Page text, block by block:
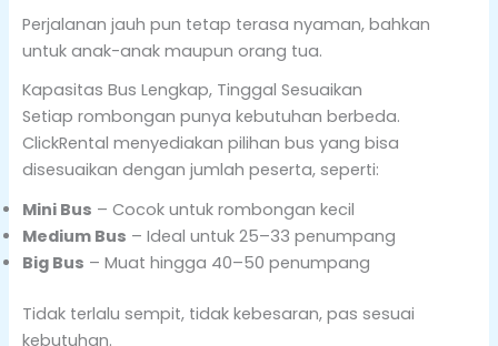
Perjalanan jauh pun tetap terasa nyaman, bahkan
untuk anak-anak maupun orang tua.
Kapasitas Bus Lengkap, Tinggal Sesuaikan
Setiap rombongan punya kebutuhan berbeda.
ClickRental menyediakan pilihan bus yang bisa
disesuaikan dengan jumlah peserta, seperti:
Mini Bus – Cocok untuk rombongan kecil
Medium Bus – Ideal untuk 25–33 penumpang
Big Bus – Muat hingga 40–50 penumpang
Tidak terlalu sempit, tidak kebesaran, pas sesuai
kebutuhan.